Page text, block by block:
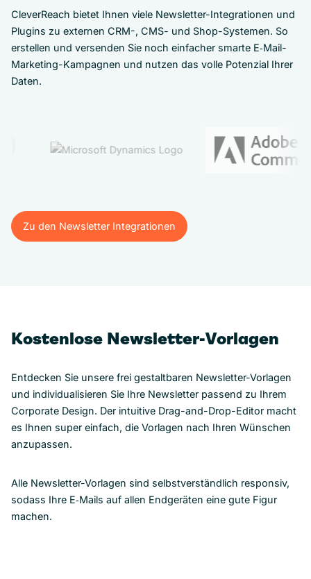
CleverReach bietet Ihnen viele Newsletter-Integrationen und
Plugins zu externen CRM-, CMS- und Shop-Systemen. So
erstellen und versenden Sie noch einfacher smarte E‑Mail-
Marketing-Kampagnen und nutzen das volle Potenzial Ihrer
Daten.
Zu den Newsletter Integrationen
Zu den Newsletter Integrationen
Kostenlose Newsletter-Vorlagen
Entdecken Sie unsere frei gestaltbaren Newsletter-Vorlagen
und individualisieren Sie Ihre Newsletter passend zu Ihrem
Corporate Design. Der intuitive Drag-and-Drop-Editor macht
es Ihnen super einfach, die Vorlagen nach Ihren Wünschen
anzupassen.
Alle Newsletter-Vorlagen sind selbstverständlich responsiv,
sodass Ihre E‑Mails auf allen Endgeräten eine gute Figur
machen.